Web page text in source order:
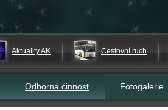
Aktuality AK Cestovní ruch
Odborná činnost Fotogalerie